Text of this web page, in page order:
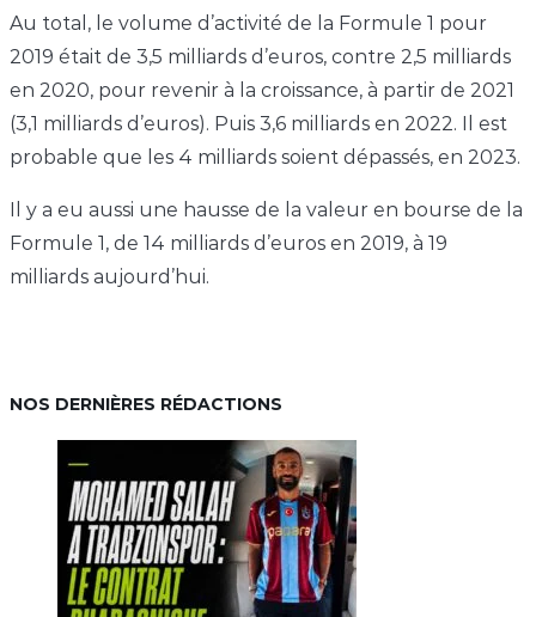
Au total, le volume d’activité de la Formule 1 pour
2019 était de 3,5 milliards d’euros, contre 2,5 milliards
en 2020, pour revenir à la croissance, à partir de 2021
(3,1 milliards d’euros). Puis 3,6 milliards en 2022. Il est
probable que les 4 milliards soient dépassés, en 2023.
Il y a eu aussi une hausse de la valeur en bourse de la
Formule 1, de 14 milliards d’euros en 2019, à 19
milliards aujourd’hui.
NOS DERNIÈRES RÉDACTIONS